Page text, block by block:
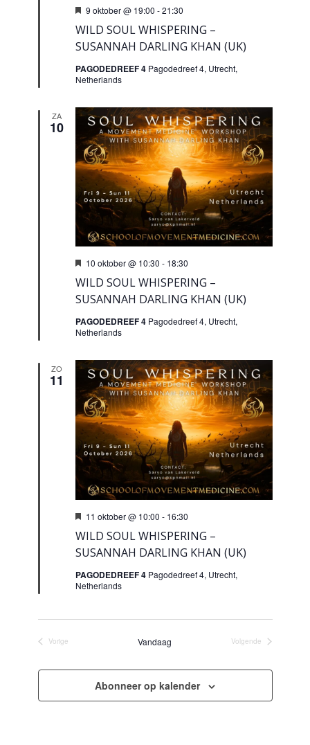
WILD SOUL WHISPERING –
SUSANNAH DARLING KHAN (UK)
Uitgelicht
9 oktober @ 19:00 -21:30
PAGODEDREEF 4 Pagodedreef 4, Utrecht,
Netherlands
ZA
10
WILD SOUL WHISPERING –
SUSANNAH DARLING KHAN (UK)
Uitgelicht
10 oktober @ 10:30 - 18:30
PAGODEDREEF 4 Pagodedreef 4, Utrecht,
Netherlands
ZO
11
WILD SOUL WHISPERING –
SUSANNAH DARLING KHAN (UK)
Uitgelicht
11 oktober @ 10:00 - 16:30
PAGODEDREEF 4 Pagodedreef 4, Utrecht,
Netherlands
Vorige
Vandaag
Volgende
Abonneer op kalender